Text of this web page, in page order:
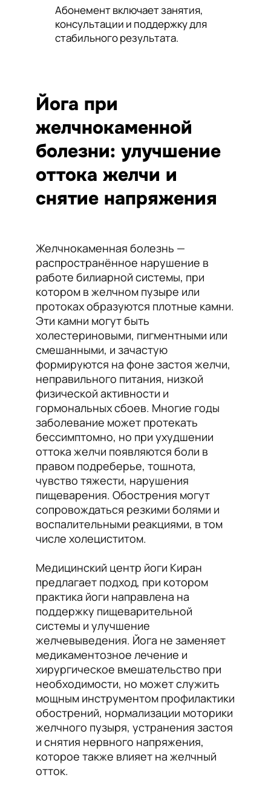
Абонемент включает занятия,
консультации и поддержку для
стабильного результата.
Йога при
желчнокаменной
болезни: улучшение
оттока желчи и
снятие напряжения
Желчнокаменная болезнь —
распространённое нарушение в
работе билиарной системы, при
котором в желчном пузыре или
протоках образуются плотные камни.
Эти камни могут быть
холестериновыми, пигментными или
смешанными, и зачастую
формируются на фоне застоя желчи,
неправильного питания, низкой
физической активности и
гормональных сбоев. Многие годы
заболевание может протекать
бессимптомно, но при ухудшении
оттока желчи появляются боли в
правом подреберье, тошнота,
чувство тяжести, нарушения
пищеварения. Обострения могут
сопровождаться резкими болями и
воспалительными реакциями, в том
числе холециститом.
Медицинский центр йоги Киран
предлагает подход, при котором
практика йоги направлена на
поддержку пищеварительной
системы и улучшение
желчевыведения. Йога не заменяет
медикаментозное лечение и
хирургическое вмешательство при
необходимости, но может служить
мощным инструментом профилактики
обострений, нормализации моторики
желчного пузыря, устранения застоя
и снятия нервного напряжения,
которое также влияет на желчный
отток.